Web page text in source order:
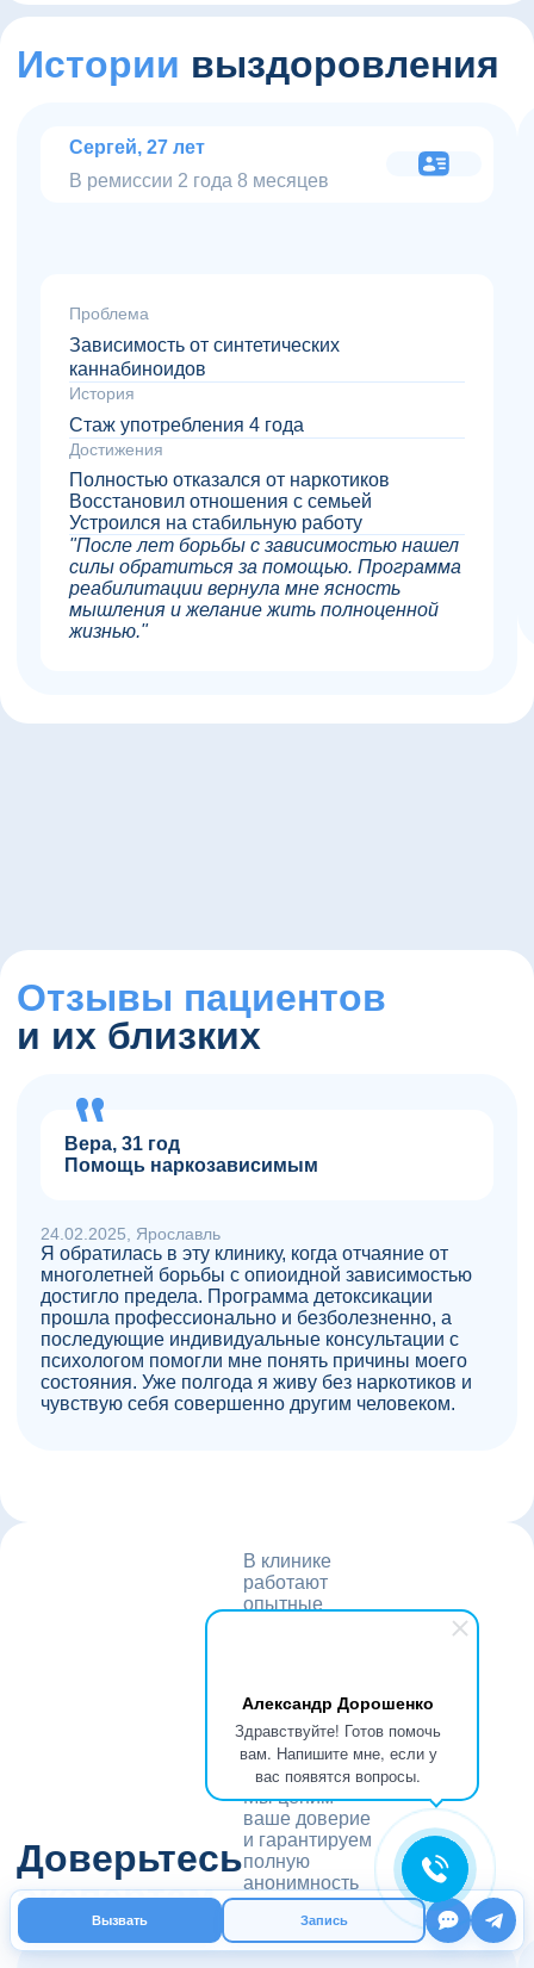
Александр Дорошенко
Здравствуйте! Готов помочь
вам. Напишите мне, если у
вас появятся вопросы.
Истории выздоровления
Сергей, 27 лет
В ремиссии 2 года 8 месяцев
Проблема
Зависимость от синтетических
каннабиноидов
История
Стаж употребления 4 года
Достижения
Полностью отказался от наркотиков
Восстановил отношения с семьей
Устроился на стабильную работу
"После лет борьбы с зависимостью нашел
силы обратиться за помощью. Программа
реабилитации вернула мне ясность
мышления и желание жить полноценной
жизнью."
Отзывы пациентов
и их близких
Вера, 31 год
Помощь наркозависимым
24.02.2025, Ярославль
Я обратилась в эту клинику, когда отчаяние от
многолетней борьбы с опиоидной зависимостью
достигло предела. Программа детоксикации
прошла профессионально и безболезненно, а
последующие индивидуальные консультации с
психологом помогли мне понять причины моего
состояния. Уже полгода я живу без наркотиков и
чувствую себя совершенно другим человеком.
Доверьтесь
экспертам
В клинике
работают
опытные
пациентов
справиться с
алкогольной
зависимостью.
Мы ценим
ваше доверие
и гарантируем
полную
анонимность
лечения.
Вызвать Запись